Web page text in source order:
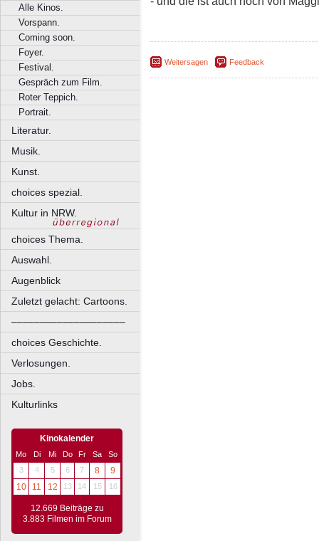
Alle Kinos.
Vorspann.
Coming soon.
Foyer.
Festival.
Gespräch zum Film.
Roter Teppich.
Portrait.
Literatur.
Musik.
Kunst.
choices spezial.
Kultur in NRW.
choices Thema.
Auswahl.
Augenblick
Zuletzt gelacht: Cartoons.
––––––––––––––––––––
choices Geschichte.
Verlosungen.
Jobs.
Kulturlinks
Kinokalender
Mo Di Mi Do Fr Sa
So
3
4 5 6 7 8
9
10
11 12 13 14 15 16
12.669 Beiträge zu
3.883 Filmen im Forum
Weitersagen Feedback